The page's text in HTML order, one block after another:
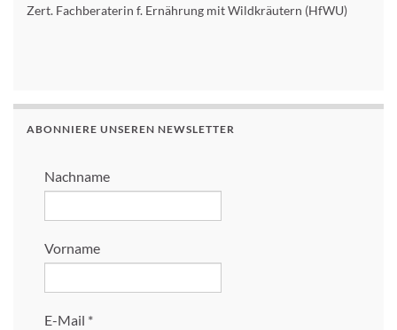
Zert. Fachberaterin f. Ernährung mit Wildkräutern (HfWU)
ABONNIERE UNSEREN NEWSLETTER
Nachname
Vorname
E-Mail *